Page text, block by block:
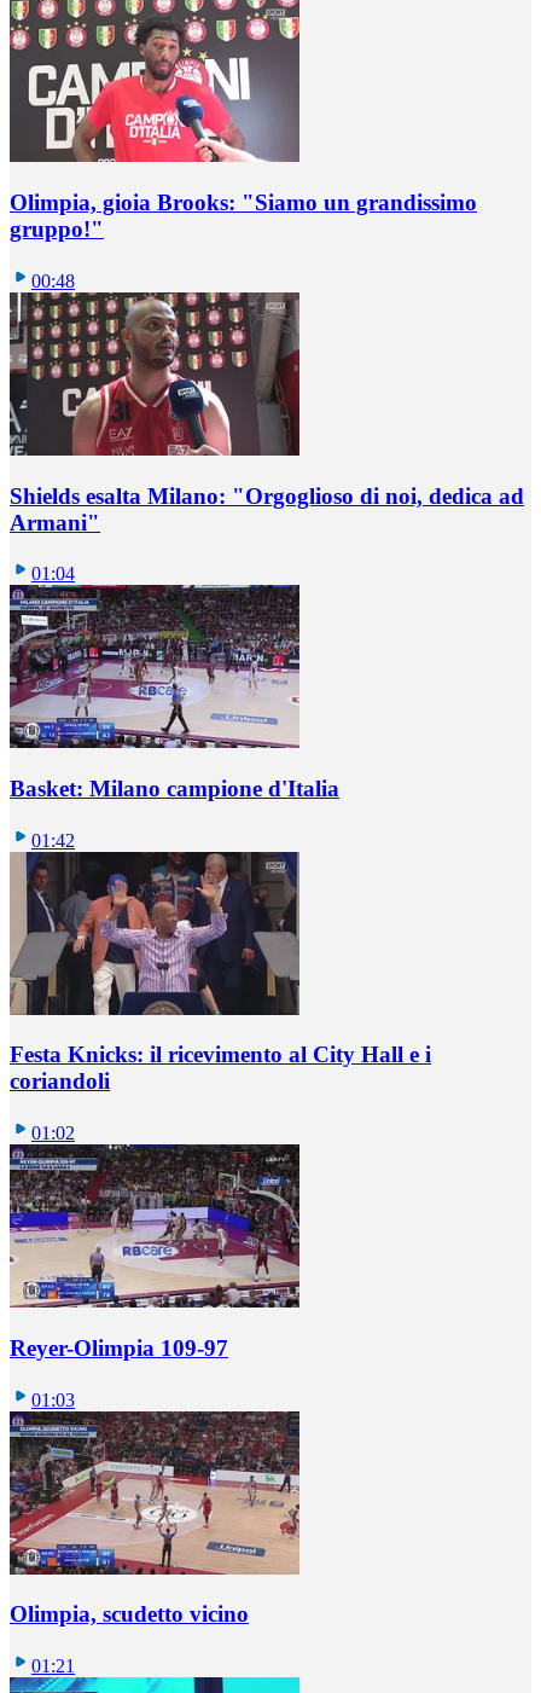
Olimpia, gioia Brooks: "Siamo un grandissimo
gruppo!"
00:48
Shields esalta Milano: "Orgoglioso di noi, dedica ad
Armani"
01:04
Basket: Milano campione d'Italia
01:42
Festa Knicks: il ricevimento al City Hall e i
coriandoli
01:02
Reyer-Olimpia 109-97
01:03
Olimpia, scudetto vicino
01:21